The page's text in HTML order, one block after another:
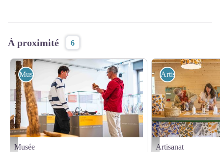
À proximité 6
MUSEE ATELIER SAVOIR FAIRE - Lilian Menetrier
Musée
Musée
Stage sérigraphie et abat-
Artisanat
Artisanat